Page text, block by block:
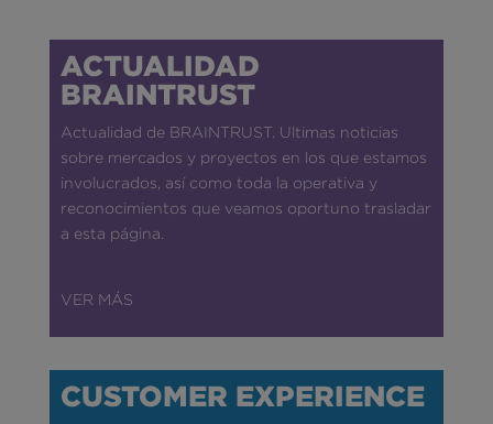
ACTUALIDAD
BRAINTRUST
Actualidad de BRAINTRUST. Ultimas noticias
sobre mercados y proyectos en los que estamos
involucrados, así como toda la operativa y
reconocimientos que veamos oportuno trasladar
a esta página.
VER MÁS
CUSTOMER EXPERIENCE